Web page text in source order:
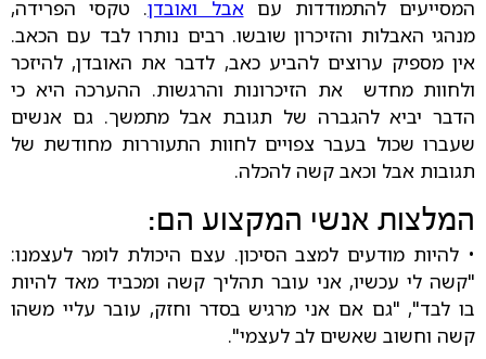
המסייעים להתמודדות עםאבל ואובדן. טקסי הפרידה,
מנהגי האבלות והזיכרון שובשו. רבים נותרו לבד עם הכאב.
אין מספיק ערוצים להביע כאב, לדבר את האובדן, להיזכר
ולחוות מחדש את הזיכרונות והרגשות. ההערכה היא כי
הדבר יביא להגברה של תגובת אבל מתמשך. גם אנשים
שעברו שכול בעבר צפויים לחוות התעוררות מחודשת של
תגובות אבל וכאב קשה להכלה.
המלצות אנשי המקצוע הם:
• להיות מודעים למצב הסיכון. עצם היכולת לומר לעצמנו:
"קשה לי עכשיו, אני עובר תהליך קשה ומכביד מאד להיות
בו לבד", "גם אם אני מרגיש בסדר וחזק, עובר עליי משהו
קשה וחשוב שאשים לב לעצמי".